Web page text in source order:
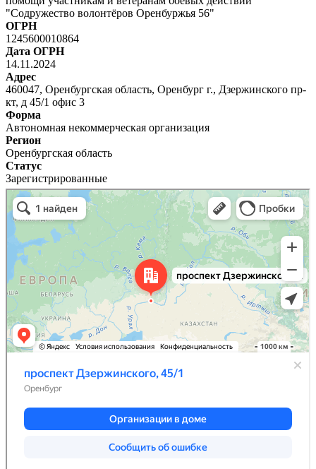
"Содружество волонтёров Оренбуржья 56"
ОГРН
1245600010864
Дата ОГРН
14.11.2024
Адрес
460047, Оренбургская область, Оренбург г., Дзержинского пр-
кт, д 45/1 офис 3
Форма
Автономная некоммерческая организация
Регион
Оренбургская область
Статус
Зарегистрированные